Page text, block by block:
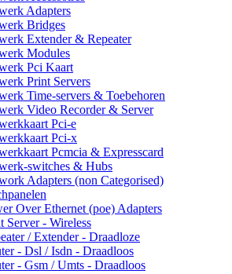
Adapters
Bridges
Extender & Repeater
Modules
Pci Kaart
Print Servers
Time-servers & Toebehoren
Video Recorder & Server
Pci-e
Pci-x
Pcmcia & Expresscard
switches & Hubs
Adapters (non Categorised)
Over Ethernet (poe) Adapters
Server - Wireless
/ Extender - Draadloze
- Dsl / Isdn - Draadloos
- Gsm / Umts - Draadloos